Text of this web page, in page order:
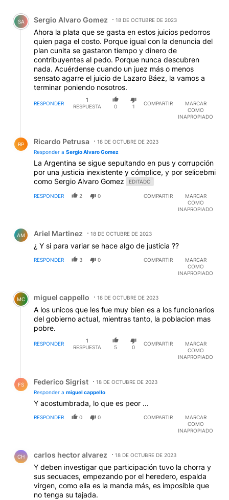
Comentario de Sergio Alvaro Gomez.
SA Sergio Alvaro Gomez 18 DE OCTUBRE DE 2023
Ahora la plata que se gasta en estos juicios pedorros
quien paga el costo. Porque igual con la denuncia del
plan cunita se gastaron tiempo y dinero de
contribuyentes al pedo. Porque nunca descubren
nada. Acuérdense cuando un juez más o menos
sensato agarre el juicio de Lazaro Báez, la vamos a
terminar poniendo nosotros.
RESPONDER
1
RESPUESTA
0 1
COMPARTIR
MARCAR
COMO
INAPROPIADO
RP Ricardo Petrusa
18 DE OCTUBRE DE 2023
Responder a Sergio Alvaro Gomez
La Argentina se sigue sepultando en pus y corrupción
por una justicia inexistente y cómplice, y por selicebmi
como Sergio Alvaro Gomez
EDITADO
RESPONDER 2 0 COMPARTIR
MARCAR
COMO
INAPROPIADO
AM Ariel Martinez 18 DE OCTUBRE DE 2023
¿ Y si para variar se hace algo de justicia ??
RESPONDER 3 0 COMPARTIR
MARCAR
COMO
INAPROPIADO
Comentario de miguel cappello.
MC miguel cappello 18 DE OCTUBRE DE 2023
A los unicos que les fue muy bien es a los funcionarios
del gobierno actual, mientras tanto, la poblacion mas
pobre.
RESPONDER
1
RESPUESTA
5 0
COMPARTIR
MARCAR
COMO
INAPROPIADO
FS Federico Sigrist
18 DE OCTUBRE DE 2023
Responder a miguel cappello
Y acostumbrada, lo que es peor ...
RESPONDER 0 0 COMPARTIR
MARCAR
COMO
INAPROPIADO
CH carlos hector alvarez 18 DE OCTUBRE DE 2023
Y deben investigar que participación tuvo la chorra y
sus secuaces, empezando por el heredero, espalda
virgen, como ella es la manda más, es imposible que
no tenga su tajada.